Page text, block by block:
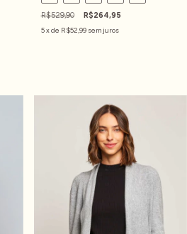
R$529,90
R$264,95
5x de R$52,99 sem juros